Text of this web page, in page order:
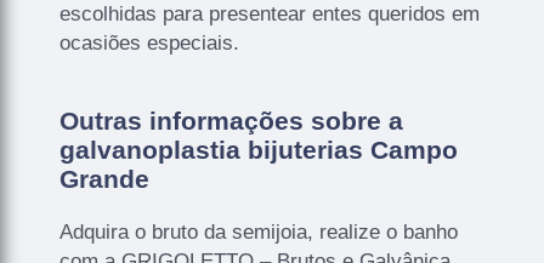
escolhidas para presentear entes queridos em
ocasiões especiais.
Outras informações sobre a
galvanoplastia bijuterias Campo
Grande
Adquira o bruto da semijoia, realize o banho